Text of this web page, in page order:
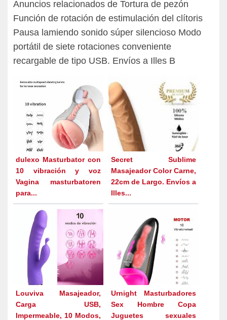
Anuncios relacionados de Tortura de pezón
Función de rotación de estimulación del clítoris
Pausa lamiendo sonido súper silencioso Modo
portátil de siete rotaciones conveniente
recargable de tipo USB. Envíos a Illes B
dulexo Masturbator con
10 vibración y voz
Vagina masturbatoren
para...
Secret Sublime
Masajeador Color Carne,
22cm de Largo. Envíos a
Illes...
Louviva Masajeador,
Carga USB,
Impermeable, 10 Modos,
Urnight Masturbadores
Sex Hombre Copa
Juguetes sexuales